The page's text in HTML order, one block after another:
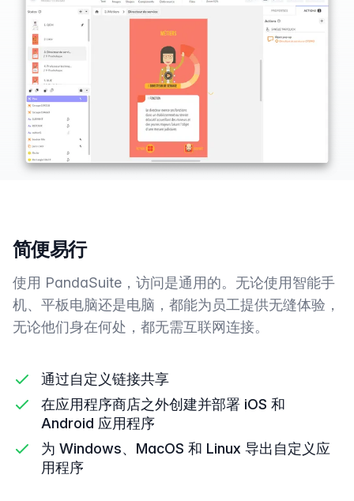
简便易行
使用 PandaSuite，访问是通用的。无论使用智能手
机、平板电脑还是电脑，都能为员工提供无缝体验，
无论他们身在何处，都无需互联网连接。
通过自定义链接共享
在应用程序商店之外创建并部署 iOS 和
Android 应用程序
为 Windows、MacOS 和 Linux 导出自定义应
用程序